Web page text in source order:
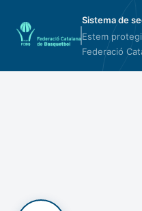
Sistema de
Estem
Federació